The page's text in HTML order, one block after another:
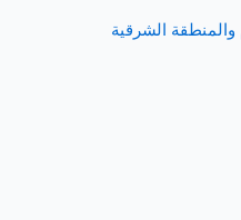
الشرقية